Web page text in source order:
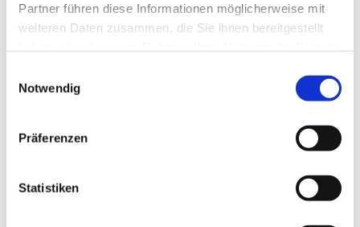
Partner führen diese Informationen möglicherweise mit
weiteren Daten zusammen, die Sie ihnen bereitgestellt
Notwendig
Präferenzen
Statistiken